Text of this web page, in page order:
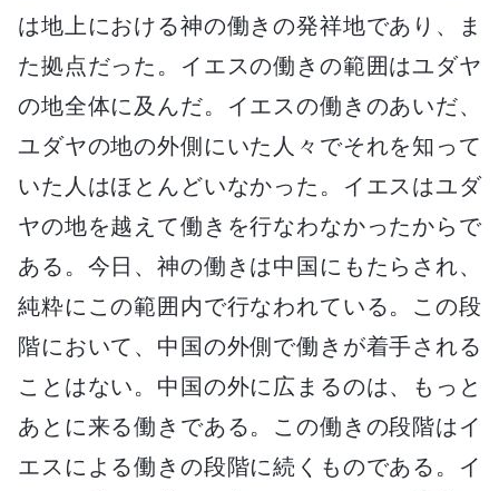
は地上における神の働きの発祥地であり、ま
た拠点だった。イエスの働きの範囲はユダヤ
の地全体に及んだ。イエスの働きのあいだ、
ユダヤの地の外側にいた人々でそれを知って
いた人はほとんどいなかった。イエスはユダ
ヤの地を越えて働きを行なわなかったからで
ある。今日、神の働きは中国にもたらされ、
純粋にこの範囲内で行なわれている。この段
階において、中国の外側で働きが着手される
ことはない。中国の外に広まるのは、もっと
あとに来る働きである。この働きの段階はイ
エスによる働きの段階に続くものである。イ